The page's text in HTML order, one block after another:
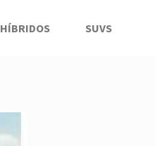
HÍBRIDOS SUVS